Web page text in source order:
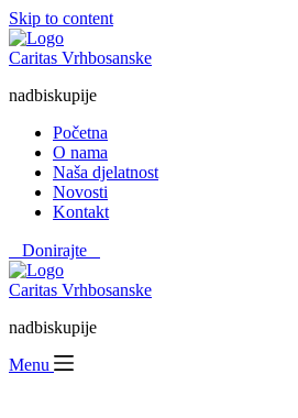
Skip to content
Caritas Vrhbosanske
nadbiskupije
Početna
O nama
Naša djelatnost
Novosti
Kontakt
⠀Donirajte⠀
Caritas Vrhbosanske
nadbiskupije
Menu